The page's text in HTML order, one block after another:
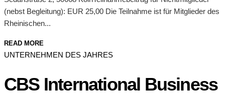
(nebst Begleitung): EUR 25,00 Die Teilnahme ist für Mitglieder des
Rheinischen...
READ MORE
UNTERNEHMEN DES JAHRES
CBS International Business